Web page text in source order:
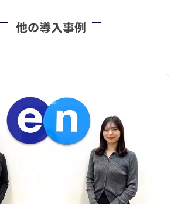
他の導入事例